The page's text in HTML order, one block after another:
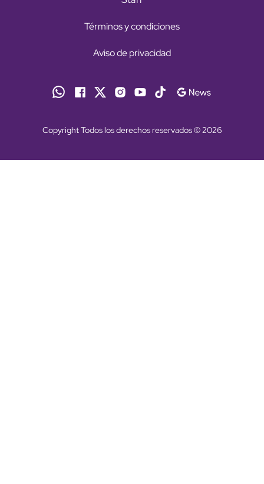
Términos y condiciones
Aviso de privacidad
Copyright Todos los derechos reservados © 2026